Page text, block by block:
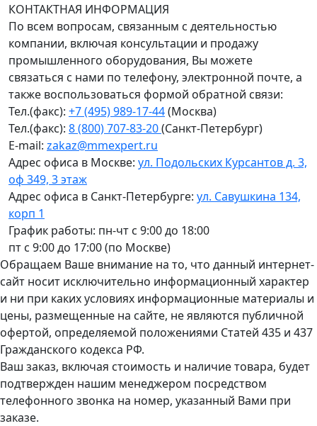
КОНТАКТНАЯ ИНФОРМАЦИЯ
По всем вопросам, связанным с деятельностью
компании, включая консультации и продажу
промышленного оборудования, Вы можете
связаться с нами по телефону, электронной почте, а
также воспользоваться формой обратной связи:
Тел.(факс): +7 (495) 989-17-44(Москва)
Тел.(факс): 8 (800) 707-83-20(Санкт-Петербург)
E-mail: zakaz@mmexpert.ru
Адрес офиса в Москве: ул. Подольских Курсантов д. 3,
оф 349, 3 этаж
Адрес офиса в Санкт-Петербурге: ул. Савушкина 134,
корп 1
График работы: пн-чт с 9:00 до 18:00
пт с 9:00 до 17:00 (по Москве)
Обращаем Ваше внимание на то, что данный интернет-
сайт носит исключительно информационный характер
и ни при каких условиях информационные материалы и
цены, размещенные на сайте, не являются публичной
офертой, определяемой положениями Статей 435 и 437
Гражданского кодекса РФ.
Ваш заказ, включая стоимость и наличие товара, будет
подтвержден нашим менеджером посредством
телефонного звонка на номер, указанный Вами при
заказе.